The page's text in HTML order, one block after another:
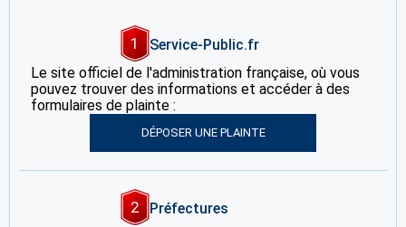
1
Service-Public.fr
Le site officiel de l'administration française, où vous
pouvez trouver des informations et accéder à des
formulaires de plainte :
DÉPOSER UNE PLAINTE
2
Préfectures